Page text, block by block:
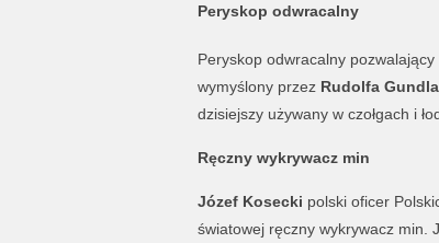
Peryskop odwracalny
Peryskop odwracalny
wymyślony przez Rudolfa
dzisiejszy używany w czołgach i
Ręczny wykrywacz min
Józef Kosecki polski oficer
światowej ręczny wykrywacz min.